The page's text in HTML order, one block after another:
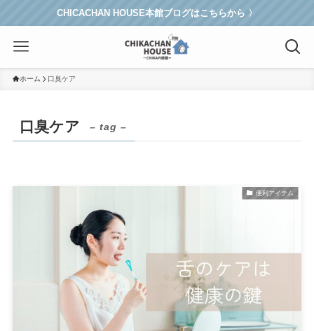
CHICACHAN HOUSE本館ブログはこちらから 〉
ホーム 口臭ケア
口臭ケア – tag –
便利アイテム